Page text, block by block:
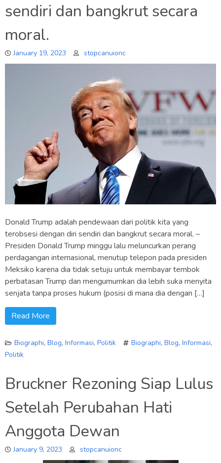
sendiri dan bangkrut secara
moral.
January 19, 2023 stopcanuionc
Donald Trump adalah pendewaan dari politik kita yang
terobsesi dengan diri sendiri dan bangkrut secara moral. –
Presiden Donald Trump minggu lalu meluncurkan perang
perdagangan internasional, menutup telepon pada presiden
Meksiko karena dia tidak setuju untuk membayar tembok
perbatasan Trump dan mengumumkan dia lebih suka menyita
senjata tanpa proses hukum (posisi di mana dia dengan […]
Read More
Biographi, Blog, Informasi, Politik Biographi, Blog, Informasi,
Politik
Bruckner Rezoning Siap Lulus
Setelah Perubahan Hati
Anggota Dewan
January 9, 2023 stopcanuionc